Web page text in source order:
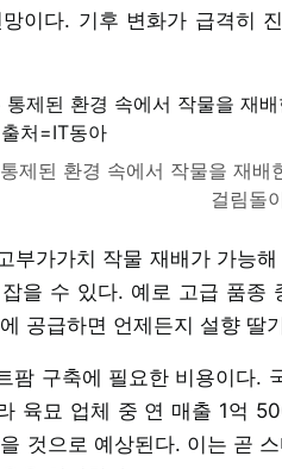
이다. 기후 변화가 급격히
제된 환경 속에서 작물을 재
걸림돌
부가가치 작물 재배가 가능
을 수 있다. 예로 고급 품종
공급하면 언제든지 설향 딸
팜 구축에 필요한 비용이다.
육묘 업체 중 연 매출 1억
것으로 예상된다. 이는 곧